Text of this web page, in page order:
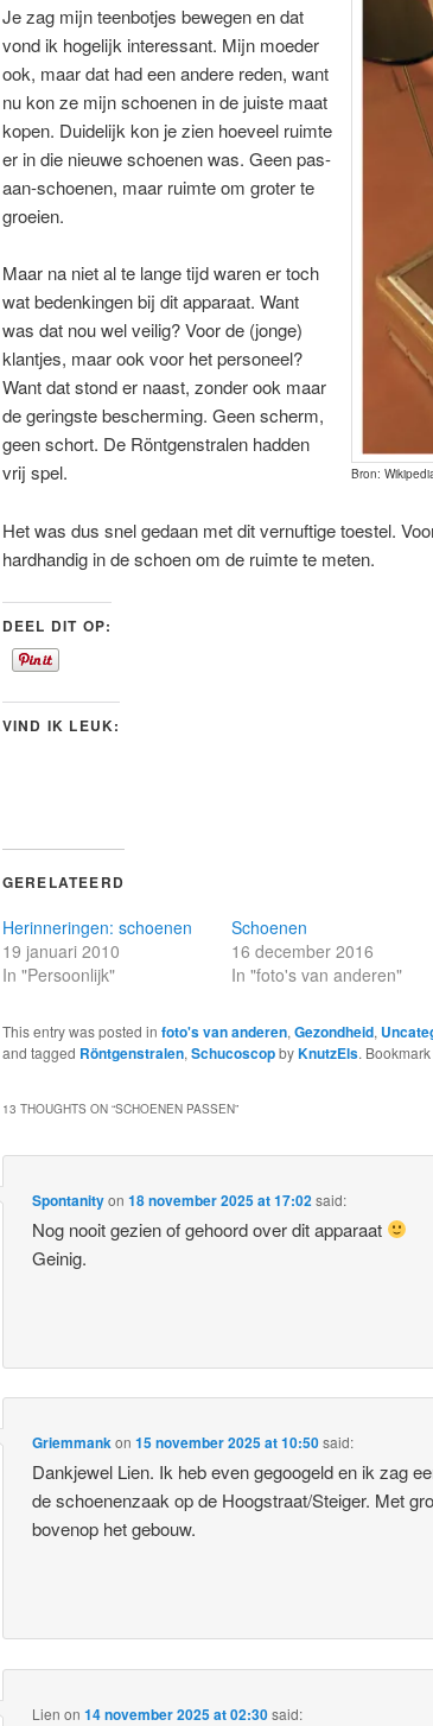
Bron:
Je zag mijn teenbotjes bewegen en dat
vond ik hogelijk interessant. Mijn moeder
ook, maar dat had een andere reden, want
nu kon ze mijn schoenen in de juiste maat
kopen. Duidelijk kon je zien hoeveel ruimte
er in die nieuwe schoenen was. Geen pas-
aan-schoenen, maar ruimte om groter te
groeien.
Maar na niet al te lange tijd waren er toch
wat bedenkingen bij dit apparaat. Want
was dat nou wel veilig? Voor de (jonge)
klantjes, maar ook voor het personeel?
Want dat stond er naast, zonder ook maar
de geringste bescherming. Geen scherm,
geen schort. De Röntgenstralen hadden
vrij spel.
Het was dus snel gedaan met dit vernuftige toestel.
hardhandig in de schoen om de ruimte te meten.
DEEL DIT OP:
VIND IK LEUK:
GERELATEERD
Herinneringen: schoenen
19 januari 2010
In "Persoonlijk"
Schoenen
16 december 2016
In "foto's van anderen"
This entry was posted in foto's van anderen, Gezondheid,
and tagged Röntgenstralen, SchucoscopbyKnutzEls.
13 THOUGHTS ON “SCHOENEN PASSEN”
Spontanityon18 november 2025 at 17:02said:
Nog nooit gezien of gehoord over dit apparaat
Geinig.
Griemmankon15 november 2025 at 10:50said:
Dankjewel Lien. Ik heb even gegoogeld en ik zag
de schoenenzaak op de Hoogstraat/Steiger. Met
bovenop het gebouw.
Lien on14 november 2025 at 02:30said: